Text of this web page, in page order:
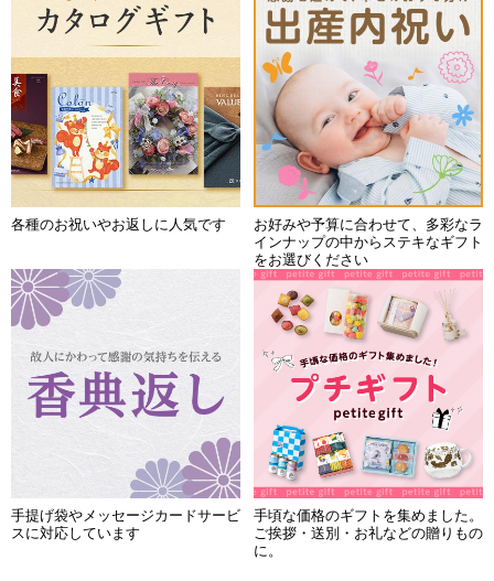
ギフトを贈る目的やご予算などから
気軽に贈れる！お届け先の住所・名
前を知らなくてもギフトが贈れます
イオンショップ限定クーポンも配布
中！お中元の準備はネットがおトク
です！
おいしい発見ギフトカタログ たべ
たい！ 承り期間8月9日（日）午
前1時まで